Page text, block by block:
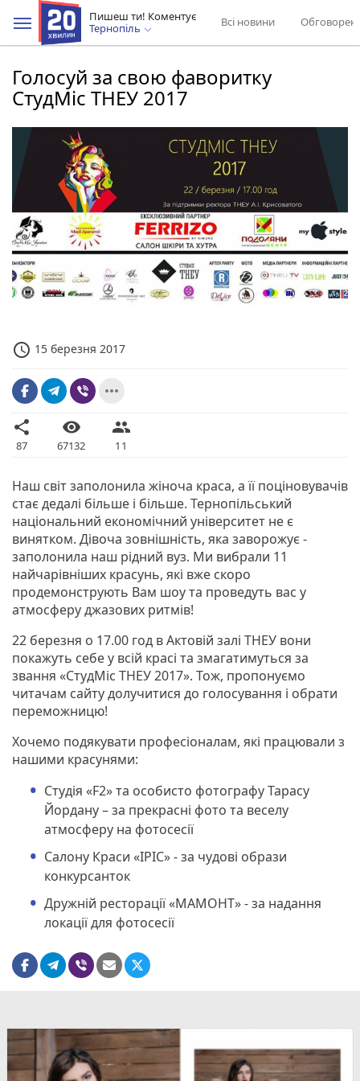
Пишеш ти! Коментує
Тернопіль
Всі новини
Голосуй за свою фаворитку
СтудМіс ТНЕУ 2017
access_time 15 березня 2017
more_horiz
share
87
visibility
67132
people
11
Наш світ заполонила жіноча краса, а її поціновувачів
стає дедалі більше і більше. Тернопільський
національний економічний університет не є
винятком. Дівоча зовнішність, яка заворожує -
заполонила наш рідний вуз. Ми вибрали 11
найчарівніших красунь, які вже скоро
продемонструють Вам шоу та проведуть вас у
атмосферу джазових ритмів!
22 березня о 17.00 год в Актовій залі ТНЕУ вони
покажуть себе у всій красі та змагатимуться за
звання «СтудМіс ТНЕУ 2017». Тож, пропонуємо
читачам сайту долучитися до голосування і обрати
переможницю!
Хочемо подякувати професіоналам, які працювали з
нашими красунями:
Студія «F2» та особисто фотографу Тарасу
Йордану – за прекрасні фото та веселу
атмосферу на фотосесії
Салону Краси «ІРІС» - за чудові образи
конкурсанток
Дружній ресторації «МАМОНТ» - за надання
локації для фотосесії